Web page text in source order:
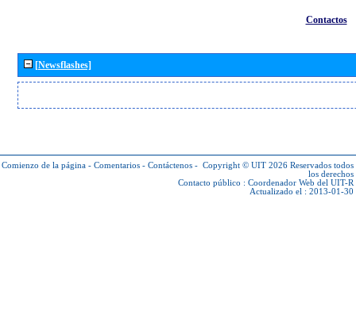
Contactos
[Newsflashes]
Comienzo de la página - Comentarios - Contáctenos - Copyright © UIT 2026 Reservados todos
los derechos
Contacto público : Coordenador Web del UIT-R
Actualizado el : 2013-01-30